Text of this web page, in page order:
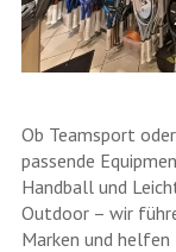
Ob Teamsport
passende
Handball und
Outdoor – wir
Marken und helfen